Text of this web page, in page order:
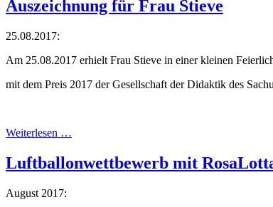
Auszeichnung für Frau Stieve
25.08.2017:
Am 25.08.2017 erhielt Frau Stieve in einer kleinen
mit dem Preis 2017 der Gesellschaft der Didaktik des
Weiterlesen …
Luftballonwettbewerb mit
August 2017: